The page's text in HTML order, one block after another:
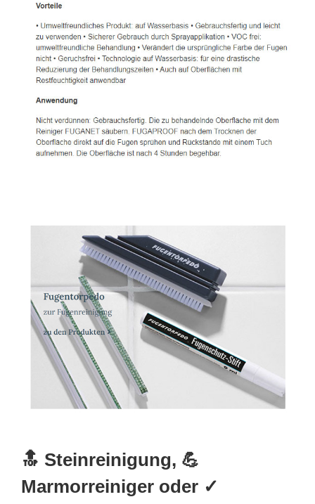
🔝 Steinreinigung, 💪
Marmorreiniger oder ✓